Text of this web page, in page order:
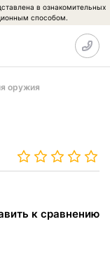
в ознакомительных
способом.
оружия
к сравнению